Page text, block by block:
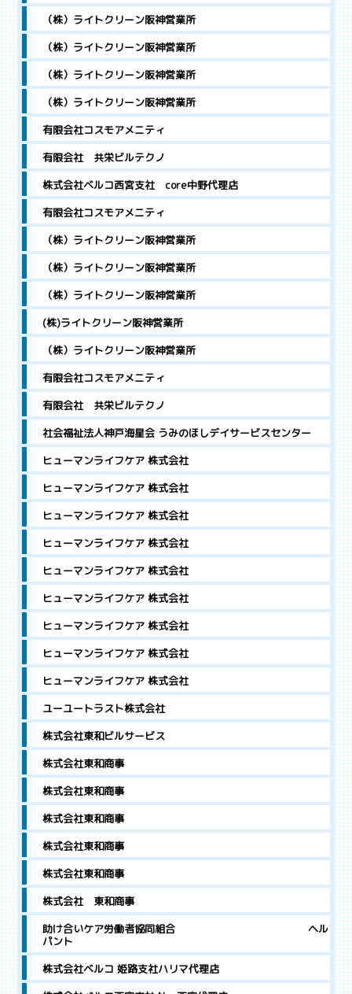
（株）ライトクリーン阪神営業所
（株）ライトクリーン阪神営業所
（株）ライトクリーン阪神営業所
（株）ライトクリーン阪神営業所
有限会社コスモアメニティ
有限会社 共栄ビルテクノ
株式会社ベルコ西宮支社 core中野代理店
有限会社コスモアメニティ
（株）ライトクリーン阪神営業所
（株）ライトクリーン阪神営業所
（株）ライトクリーン阪神営業所
(株)ライトクリーン阪神営業所
（株）ライトクリーン阪神営業所
有限会社コスモアメニティ
有限会社 共栄ビルテクノ
社会福祉法人神戸海星会 うみのほしデイサービスセンター
ヒューマンライフケア 株式会社
ヒューマンライフケア 株式会社
ヒューマンライフケア 株式会社
ヒューマンライフケア 株式会社
ヒューマンライフケア 株式会社
ヒューマンライフケア 株式会社
ヒューマンライフケア 株式会社
ヒューマンライフケア 株式会社
ヒューマンライフケア 株式会社
ユーユートラスト株式会社
株式会社東和ビルサービス
株式会社東和商事
株式会社東和商事
株式会社東和商事
株式会社東和商事
株式会社東和商事
株式会社 東和商事
助け合いケア労働者協同組合 ヘル
パント
株式会社ベルコ 姫路支社ハリマ代理店